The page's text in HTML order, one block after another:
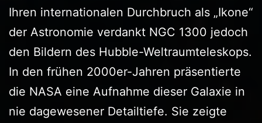
Ihren internationalen Durchbruch als „Ikone“
der Astronomie verdankt NGC 1300 jedoch
den Bildern des Hubble-Weltraumteleskops.
In den frühen 2000er-Jahren präsentierte
die NASA eine Aufnahme dieser Galaxie in
nie dagewesener Detailtiefe. Sie zeigte